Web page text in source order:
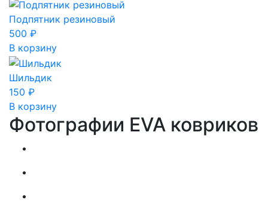
Подпятник резиновый
500 ₽
В корзину
Шильдик
150 ₽
В корзину
Фотографии EVA ковриков